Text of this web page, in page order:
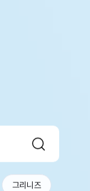
그리니즈